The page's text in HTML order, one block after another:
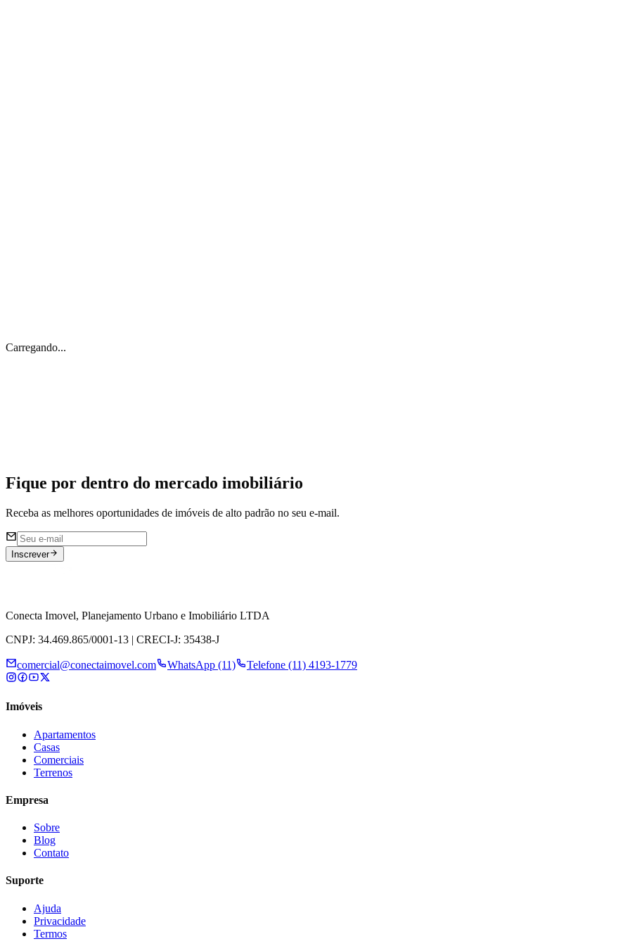
Carregando...
Fique por dentro do mercado imobiliário
Receba as melhores oportunidades de imóveis de alto padrão no seu e-mail.
Inscrever
Conecta Imovel, Planejamento Urbano e Imobiliário LTDA
CNPJ: 34.469.865/0001-13 | CRECI-J: 35438-J
comercial@conectaimovel.com WhatsApp (11) Telefone (11) 4193-1779
Imóveis
Apartamentos
Casas
Comerciais
Terrenos
Empresa
Sobre
Blog
Contato
Suporte
Ajuda
Privacidade
Termos